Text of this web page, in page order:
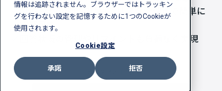
情報は追跡されません。ブラウザーではトラッキン
グを行わない設定を記憶するために1つのCookieが
使用されます。
Cookie設定
承諾 拒否
GHGやその他ESG項目、リスク管理まで簡単に
網羅可能
回答状況の管理やリマインドも負荷なく実現
資料ダウンロード